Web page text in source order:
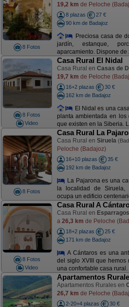
8 Fotos
19,2 km de Peloche
8 plazas
27 €
90 km de Badajoz
Preciosa casa de
jardín, estanque,
aparcamiento. Dispone de
8 Fotos
Video
Casa Rural El Nidal
Casa Rural en Casas de
19,7 km de Peloche
16+2 plazas
30 €
162 km de Badajoz
El Nidal es una
planta ambientada en los
que existen en la Siberia.
8 Fotos
Casa Rural La
Casa Rural en Siruela
Peloche (Badajoz)
16+10 plazas
35 €
192 km de Badajoz
La Pajarona es una
la localidad de Siruela,
ocupa un edificio
8 Fotos
Video
Casa Rural A
Casa Rural en
a 26,3 km de Peloche
18+2 plazas
25 €
171 km de Badajoz
A Cántaros es una
del siglo XVIII que hemos
una confortable casa rural.
Apartamentos
Apartamentos Rurales en
26,7 km de Peloche
2-20+4 plazas
30 €